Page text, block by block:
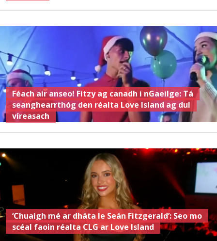
Féach air anseo! Fitzy ag canadh i nGaeilge: Tá
seanghearrthóg den réalta Love Island ag dul
víreasach
‘Chuaigh mé ar dháta le Seán Fitzgerald’: Seo mo
scéal faoin réalta CLG ar Love Island